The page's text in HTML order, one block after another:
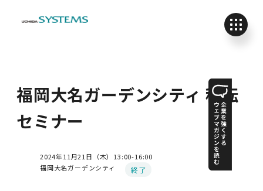
福岡大名ガーデンシティ 移転
セミナー
2024年11月21日（木）13:00-16:00
福岡大名ガーデンシティ
終了